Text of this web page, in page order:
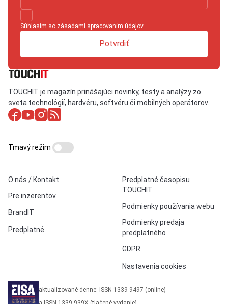
Súhlasím so zásadami spracovaním údajov.
Potvrdiť
TOUCHIT je magazín prinášajúci novinky, testy a analýzy zo
sveta technológií, hardvéru, softvéru či mobilných operátorov.
O nás / Kontakt
Pre inzerentov
BrandIT
Predplatné
Predplatné časopisu
TOUCHIT
Podmienky používania webu
Podmienky predaja
predplatného
GDPR
Nastavenia cookies
Tmavý režim
aktualizované denne: ISSN 1339-9497 (online)